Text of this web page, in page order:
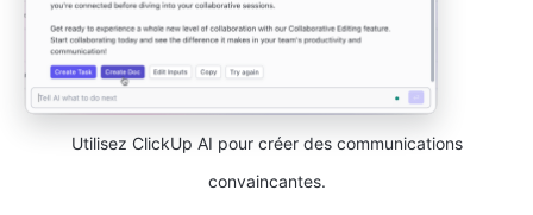
Utilisez ClickUp AI pour créer des communications
convaincantes.